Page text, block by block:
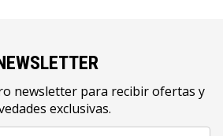
newsletter para recibir ofertas y
exclusivas.